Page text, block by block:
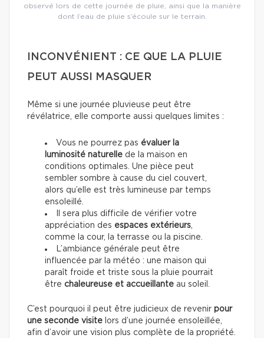
observé lors de cette journée de pluie, ainsi que la manière
dont l’eau de pluie s’écoule sur le terrain.
INCONVÉNIENT : CE QUE LA PLUIE
PEUT AUSSI MASQUER
Même si une journée pluvieuse peut être
révélatrice, elle comporte aussi quelques limites :
Vous ne pourrez pas évaluer la
luminosité naturelle de la maison en
conditions optimales. Une pièce peut
sembler sombre à cause du ciel couvert,
alors qu’elle est très lumineuse par temps
ensoleillé.
Il sera plus difficile de vérifier votre
appréciation des espaces extérieurs,
comme la cour, la terrasse ou la piscine.
L’ambiance générale peut être
influencée par la météo : une maison qui
paraît froide et triste sous la pluie pourrait
être chaleureuse et accueillante au soleil.
C’est pourquoi il peut être judicieux de revenir pour
une seconde visite lors d’une journée ensoleillée,
afin d’avoir une vision plus complète de la propriété.